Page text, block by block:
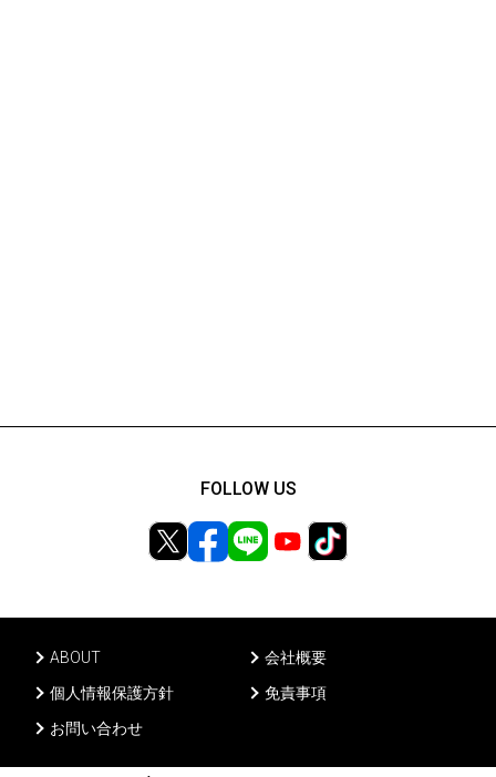
ABOUT
会社概要
個人情報保護方針
免責事項
お問い合わせ
FOLLOW US